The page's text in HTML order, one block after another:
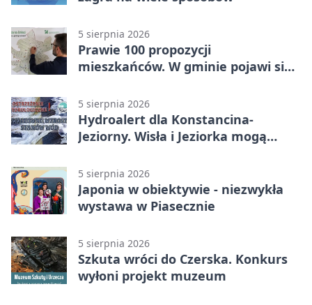
5 sierpnia 2026
Prawie 100 propozycji
mieszkańców. W gminie pojawi się
5 sierpnia 2026
Hydroalert dla Konstancina-
Jeziorny. Wisła i Jeziorka mogą
5 sierpnia 2026
Japonia w obiektywie - niezwykła
wystawa w Piasecznie
5 sierpnia 2026
Szkuta wróci do Czerska. Konkurs
wyłoni projekt muzeum